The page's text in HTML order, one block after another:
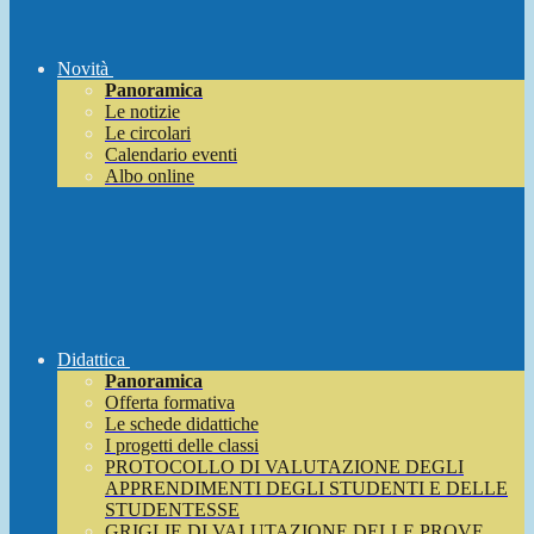
Novità
Panoramica
Le notizie
Le circolari
Calendario eventi
Albo online
Didattica
Panoramica
Offerta formativa
Le schede didattiche
I progetti delle classi
PROTOCOLLO DI VALUTAZIONE DEGLI
APPRENDIMENTI DEGLI STUDENTI E DELLE
STUDENTESSE